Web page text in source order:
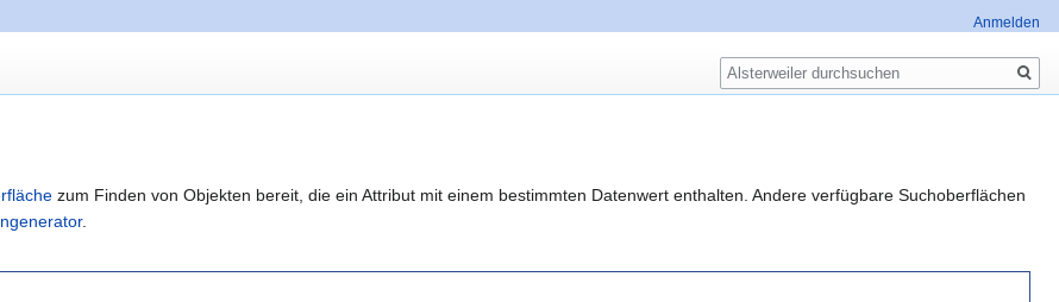
zum Finden von Objekten bereit, die ein Attribut mit einem bestimmten Datenwert enthalten. Andere verfügbare Suchoberflächen
.
Anmelden
Suche